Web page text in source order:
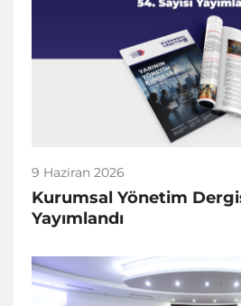
9 Haziran 2026
Kurumsal Yönetim
Yayımlandı